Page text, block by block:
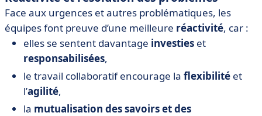
Face aux urgences et autres problématiques, les
équipes font preuve d’une meilleure réactivité, car :
elles se sentent davantage investies et
responsabilisées,
le travail collaboratif encourage la flexibilité et
l’agilité,
la mutualisation des savoirs et des